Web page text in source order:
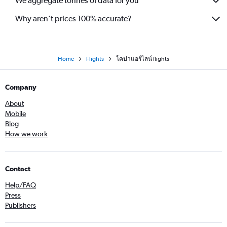
Why aren’t prices 100% accurate?
Home Flights โคปาแอร์ไลน์ flights
Company
About
Mobile
Blog
How we work
Contact
Help/FAQ
Press
Publishers